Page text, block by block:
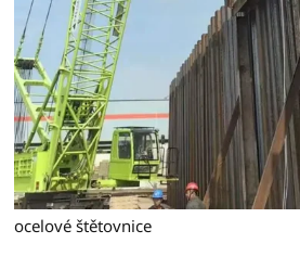
ocelové štětovnice